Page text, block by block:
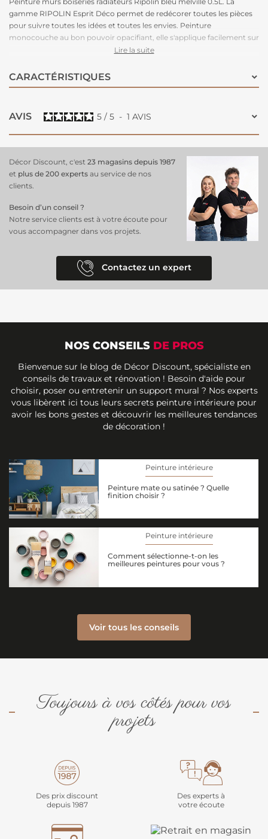
gamme RIPOLIN Esprit Déco permet de redécorer toutes les pièces
pour suivre toutes les idées et toutes les envies. Peinture
monocouche au bon pouvoir opacifiant, elle s'applique facilement sur
les murs, les boiseries et les radiateurs.
Lire la suite
CARACTÉRISTIQUES
AVIS 5 / 5 - 1 AVIS
Décor Discount, c'est 23 magasins depuis 1987
et plus de 200 experts au service de nos
clients.
Besoin d’un conseil ?
Notre service clients est à votre écoute pour
vous accompagner dans vos projets.
Contactez un expert
NOS CONSEILS DE PROS
Bienvenue sur le blog de Décor Discount, spécialiste en
conseils de travaux et rénovation ! Besoin d'aide pour
choisir, poser ou entretenir un support mural ? Nos experts
vous libèrent ici tous leurs secrets peinture intérieure pour
avoir les bons gestes et découvrir les meilleures tendances
de décoration !
Peinture intérieure
Peinture mate ou satinée ? Quelle
finition choisir ?
Peinture intérieure
Comment sélectionne-t-on les
meilleures peintures pour vous ?
Voir tous les conseils
Toujours à vos côtés pour vos
projets
Des prix discount
depuis 1987
Des experts à
votre écoute